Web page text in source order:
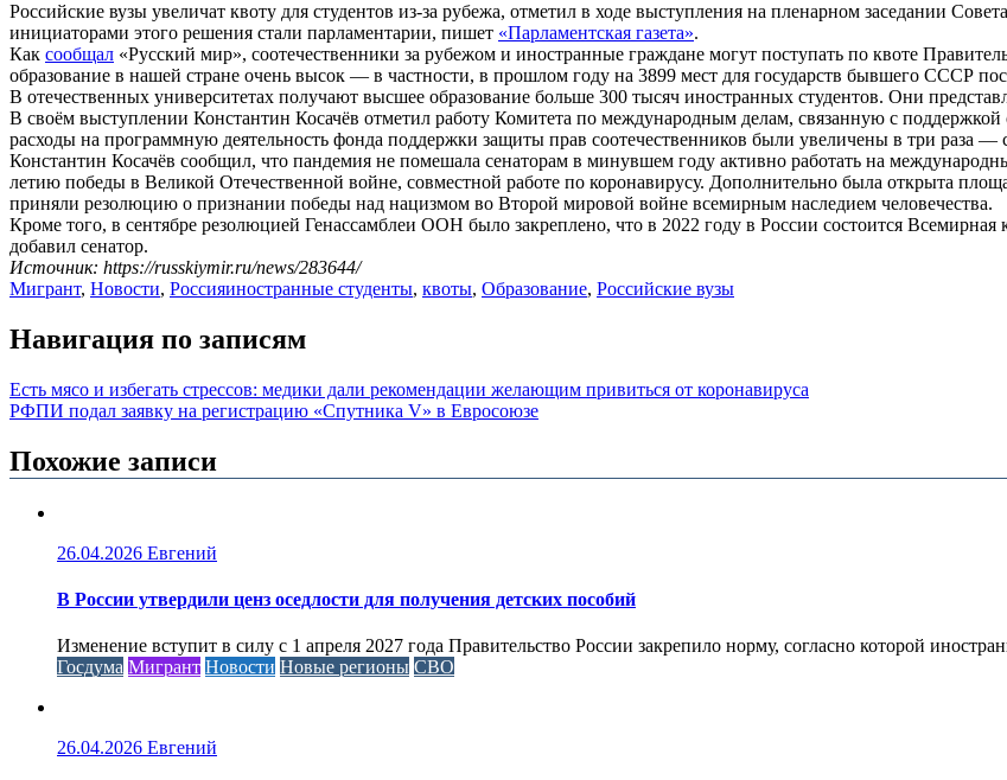
Российские вузы увеличат квоту для студентов из-за рубежа, отметил в ходе выступления на пленарном заседании
инициаторами этого решения стали парламентарии, пишет «Парламентская газета».
Как сообщал «Русский мир», соотечественники за рубежом и иностранные граждане могут поступать по квоте
образование в нашей стране очень высок — в частности, в прошлом году на 3899 мест для государств бывшего СССР
В отечественных университетах получают высшее образование больше 300 тысяч иностранных студентов. Они
В своём выступлении Константин Косачёв отметил работу Комитета по международным делам, связанную с
расходы на программную деятельность фонда поддержки защиты прав соотечественников были увеличены в три раза —
Константин Косачёв сообщил, что пандемия не помешала сенаторам в минувшем году активно работать на
летию победы в Великой Отечественной войне, совместной работе по коронавирусу. Дополнительно была открыта
приняли резолюцию о признании победы над нацизмом во Второй мировой войне всемирным наследием человечества.
Кроме того, в сентябре резолюцией Генассамблеи ООН было закреплено, что в 2022 году в России состоится
добавил сенатор.
Источник: https://russkiymir.ru/news/283644/
Мигрант, Новости, Россияиностранные студенты, квоты, Образование, Российские вузы
Навигация по записям
Есть мясо и избегать стрессов: медики дали рекомендации желающим привиться от коронавируса
РФПИ подал заявку на регистрацию «Спутника V» в Евросоюзе
Похожие записи
26.04.2026 Евгений
В России утвердили ценз оседлости для получения детских пособий
Изменение вступит в силу с 1 апреля 2027 года Правительство России закрепило норму, согласно которой
Госдума Мигрант Новости Новые регионы СВО
26.04.2026 Евгений